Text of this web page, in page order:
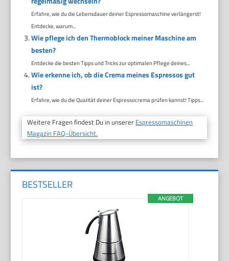
Erfahre, wie du die Lebensdauer deiner Espressomaschine verlängerst!
Entdecke, warum...
Wie pflege ich den Thermoblock meiner Maschine am
besten?
Entdecke die besten Tipps und Tricks zur optimalen Pflege deines...
Wie erkenne ich, ob die Crema meines Espressos gut
ist?
Erfahre, wie du die Qualität deiner Espressocrema prüfen kannst! Tipps...
Weitere Fragen findest Du in unserer Espressomaschinen
Magazin FAQ-Übersicht.
BESTSELLER
ANGEBOT